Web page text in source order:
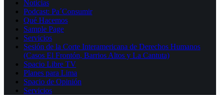
Noticias
Podcast: Pa´Consumir
Qué Hacemos
Sample Page
Servicios
Sesión de la Corte Interamericana de Derechos Humanos
(Casos El Frontón, Barrios Altos y La Cantuta)
Spacio Libre TV
Planes para Lima
Spacio de Opinión
Servicios